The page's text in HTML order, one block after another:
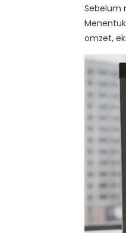
Sebelum
omzet,